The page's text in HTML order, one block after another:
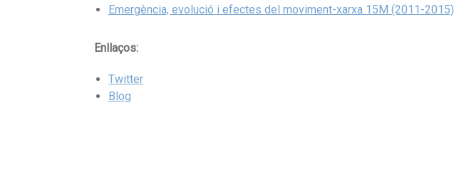
Emergència, evolució i efectes del moviment-xarxa 15M (2011-2015)
Enllaços:
Twitter
Blog